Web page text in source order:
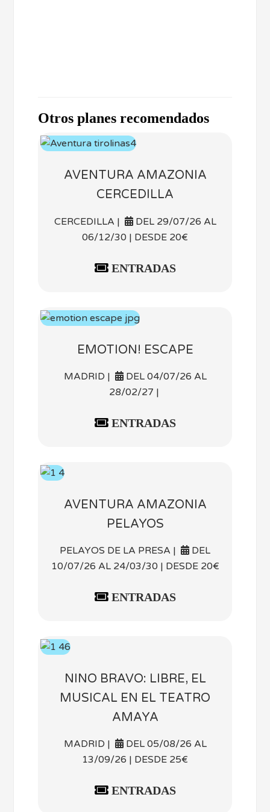
Otros planes recomendados
AVENTURA AMAZONIA
CERCEDILLA
CERCEDILLA |
DEL 29/07/26 AL
06/12/30 | DESDE 20€
ENTRADAS
EMOTION! ESCAPE
MADRID |
DEL 04/07/26 AL
28/02/27 |
ENTRADAS
AVENTURA AMAZONIA
PELAYOS
PELAYOS DE LA PRESA |
DEL
10/07/26 AL 24/03/30 | DESDE 20€
ENTRADAS
NINO BRAVO: LIBRE, EL
MUSICAL EN EL TEATRO
AMAYA
MADRID |
DEL 05/08/26 AL
13/09/26 | DESDE 25€
ENTRADAS